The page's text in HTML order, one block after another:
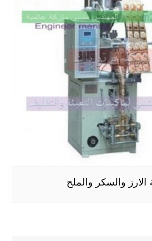
الارز والسكر والملح